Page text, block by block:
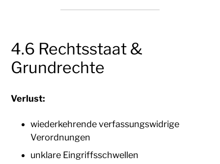
4.6 Rechtsstaat &
Grundrechte
Verlust:
wiederkehrende verfassungswidrige
Verordnungen
unklare Eingriffsschwellen